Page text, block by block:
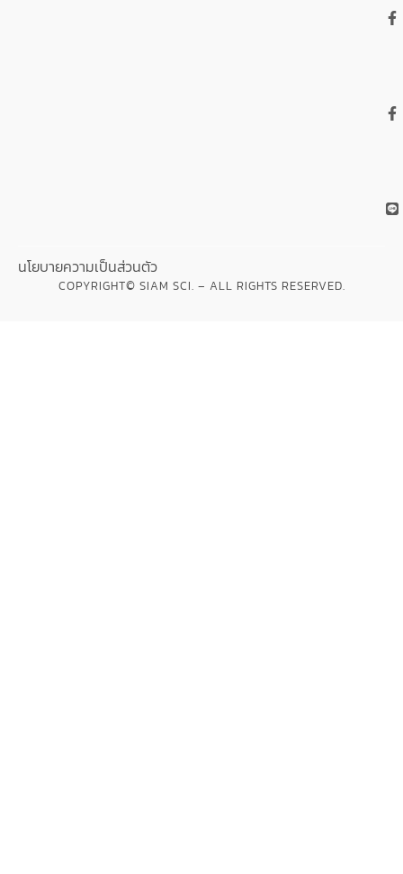
COPYRIGHT© SIAM SCI. – ALL RIGHTS RESERVED.
นโยบายความเป็นส่วนตัว